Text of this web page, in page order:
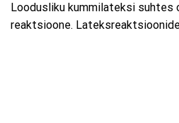
Loodusliku kummilateksi suhtes
reaktsioone.